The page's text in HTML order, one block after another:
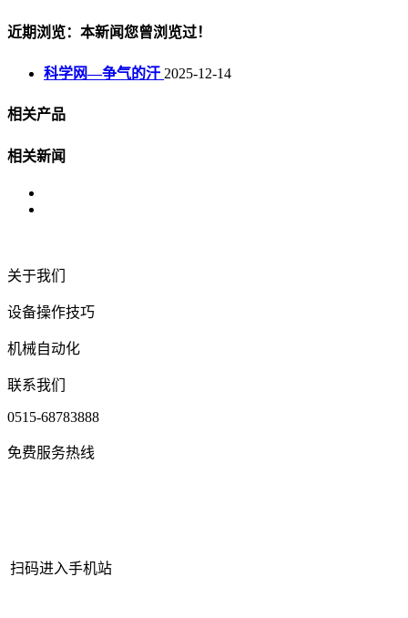
近期浏览：本新闻您曾浏览过！
科学网—争气的汗 2025-12-14
相关产品
相关新闻
关于我们
设备操作技巧
机械自动化
联系我们
0515-68783888
免费服务热线
扫码进入手机站